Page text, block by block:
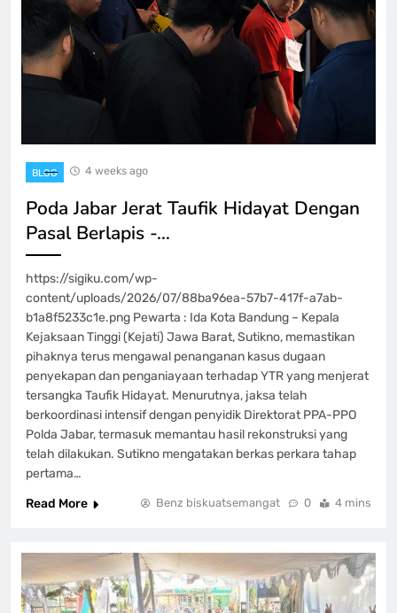
BLOG 4 weeks ago
Poda Jabar Jerat Taufik Hidayat Dengan
Pasal Berlapis -…
https://sigiku.com/wp-
content/uploads/2026/07/88ba96ea-57b7-417f-a7ab-
b1a8f5233c1e.png Pewarta : Ida Kota Bandung – Kepala
Kejaksaan Tinggi (Kejati) Jawa Barat, Sutikno, memastikan
pihaknya terus mengawal penanganan kasus dugaan
penyekapan dan penganiayaan terhadap YTR yang menjerat
tersangka Taufik Hidayat. Menurutnya, jaksa telah
berkoordinasi intensif dengan penyidik Direktorat PPA-PPO
Polda Jabar, termasuk memantau hasil rekonstruksi yang
telah dilakukan. Sutikno mengatakan berkas perkara tahap
pertama…
Read More
Benz biskuatsemangat 0 4 mins